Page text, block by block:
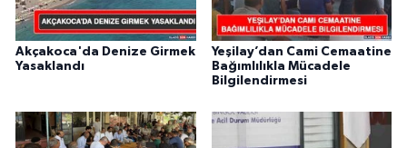
Akçakoca'da Denize Girmek
Yasaklandı
Yeşilay’dan Cami Cemaatine
Bağımlılıkla Mücadele
Bilgilendirmesi